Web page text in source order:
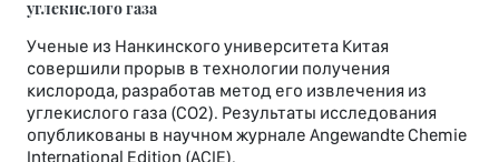
углекислого газа
Ученые из Нанкинского университета Китая
совершили прорыв в технологии получения
кислорода, разработав метод его извлечения из
углекислого газа (CO2). Результаты исследования
опубликованы в научном журнале Angewandte Chemie
International Edition (ACIE).